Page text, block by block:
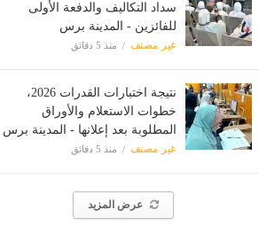
سداد التكاليف والدفعة الأولى
للفائزين - المدينة برس
غير مصنف منذ 5 دقائق
نتيجة اختبارات القدرات 2026،
خطوات الاستعلام والأوراق
المطلوبة بعد إعلانها - المدينة برس
غير مصنف منذ 5 دقائق
عرض المزيد